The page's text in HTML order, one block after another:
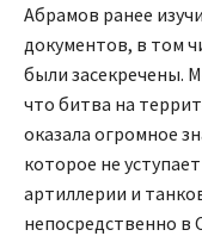
Абрамов ранее
документов, в том
были засекречены.
что битва на
оказала огромное
которое не
артиллерии и
непосредственно в